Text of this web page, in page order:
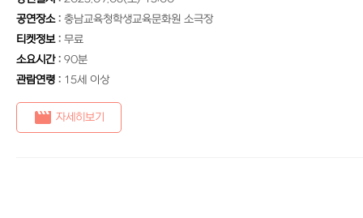
공연장소: 충남교육청학생교육문화원 소극장
티켓정보: 무료
소요시간: 90분
관람연령 : 15세 이상
movie 자세히보기